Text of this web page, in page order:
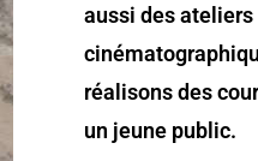
aussi des ateliers
réalisons des
un jeune public.